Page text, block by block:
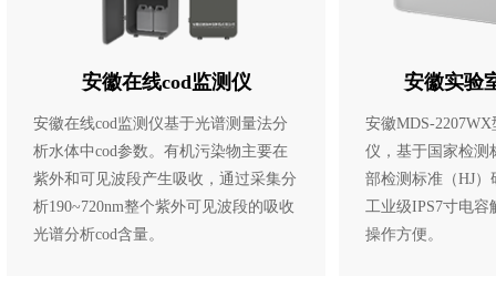
安徽在线cod监测仪
安徽在线cod监测仪基于光谱测量法分
析水体中cod参数。有机污染物主要在
紫外和可见波段产生吸收，通过采集分
析190~720nm整个紫外可见波段的吸收
光谱分析cod含量。
安徽实验
安徽MDS-
仪，基于国家检测
部检测标准（HJ
工业级IPS7寸电
操作方便。